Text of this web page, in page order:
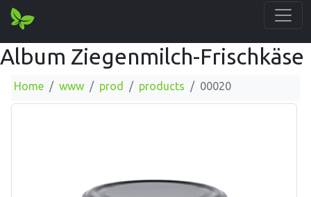
Album Ziegenmilch-Frischkäse
Home www prod products 00020